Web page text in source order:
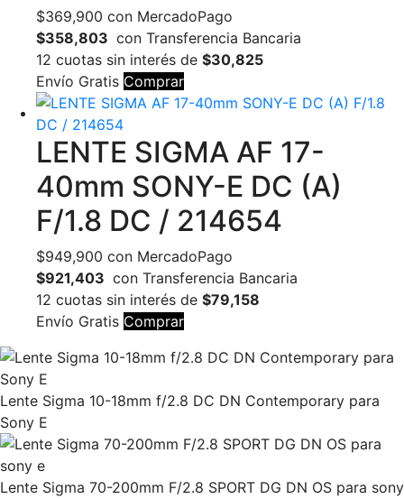
$369,900 con MercadoPago
$358,803 con Transferencia Bancaria
12 cuotas sin interés de $30,825
Envío Gratis Comprar
LENTE SIGMA AF 17-
40mm SONY-E DC (A)
F/1.8 DC / 214654
$949,900 con MercadoPago
$921,403 con Transferencia Bancaria
12 cuotas sin interés de $79,158
Envío Gratis Comprar
Lente Sigma 10-18mm f/2.8 DC DN Contemporary para
Sony E
Lente Sigma 70-200mm F/2.8 SPORT DG DN OS para sony